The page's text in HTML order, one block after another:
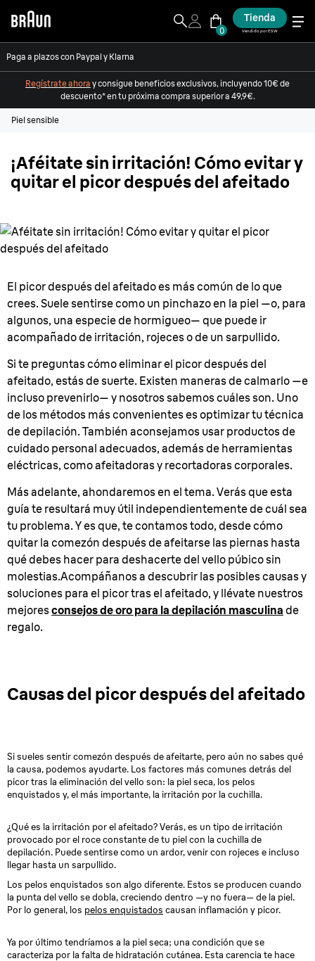
0
Tienda
Vendido por ESW
Paga a plazos con Paypal y Klarna
Regístrate ahora y consigue beneficios exclusivos, incluyendo 10€ de
descuento* en tu próxima compra superior a 49,9€.
Piel sensible
¡Aféitate sin irritación! Cómo evitar y
quitar el picor después del afeitado
El picor después del afeitado es más común de lo que
crees. Suele sentirse como un pinchazo en la piel —o, para
algunos, una especie de hormigueo— que puede ir
acompañado de irritación, rojeces o de un sarpullido.
Si te preguntas cómo eliminar el picor después del
afeitado, estás de suerte. Existen maneras de calmarlo —e
incluso prevenirlo— y nosotros sabemos cuáles son. Uno
de los métodos más convenientes es optimizar tu técnica
de depilación. También aconsejamos usar productos de
cuidado personal adecuados, además de herramientas
eléctricas, como afeitadoras y recortadoras corporales.
Más adelante, ahondaremos en el tema. Verás que esta
guía te resultará muy útil independientemente de cuál sea
tu problema. Y es que, te contamos todo, desde cómo
quitar la comezón después de afeitarse las piernas hasta
qué debes hacer para deshacerte del vello púbico sin
molestias.Acompáñanos a descubrir las posibles causas y
soluciones para el picor tras el afeitado, y llévate nuestros
mejoresconsejos de oro para la depilación masculina de
regalo.
Causas del picor después del afeitado
Si sueles sentir comezón después de afeitarte, pero aún no sabes qué
la causa, podemos ayudarte. Los factores más comunes detrás del
picor tras la eliminación del vello son: la piel seca, los pelos
enquistados y, el más importante, la irritación por la cuchilla.
¿Qué es la irritación por el afeitado? Verás, es un tipo de irritación
provocado por el roce constante de tu piel con la cuchilla de
depilación. Puede sentirse como un ardor, venir con rojeces e incluso
llegar hasta un sarpullido.
Los pelos enquistados son algo diferente. Estos se producen cuando
la punta del vello se dobla, creciendo dentro —y no fuera— de la piel.
Por lo general, los pelos enquistados causan inflamación y picor.
Ya por último tendríamos a la piel seca; una condición que se
caracteriza por la falta de hidratación cutánea. Esta carencia te hace